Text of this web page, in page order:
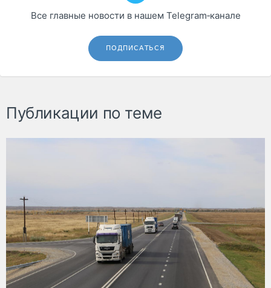
Все главные новости в нашем Telegram‑канале
ПОДПИСАТЬСЯ
Публикации по теме